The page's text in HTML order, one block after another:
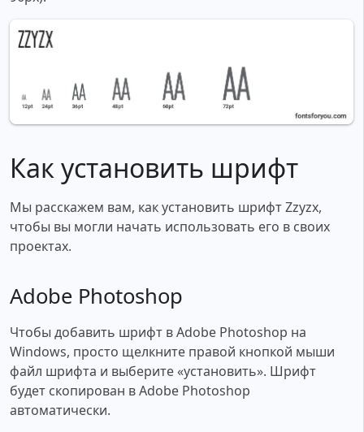
Как установить шрифт
Мы расскажем вам, как установить шрифт Zzyzx,
чтобы вы могли начать использовать его в своих
проектах.
Adobe Photoshop
Чтобы добавить шрифт в Adobe Photoshop на
Windows, просто щелкните правой кнопкой мыши
файл шрифта и выберите «установить». Шрифт
будет скопирован в Adobe Photoshop
автоматически.